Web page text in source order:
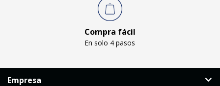
Compra fácil
En solo 4 pasos
Empresa